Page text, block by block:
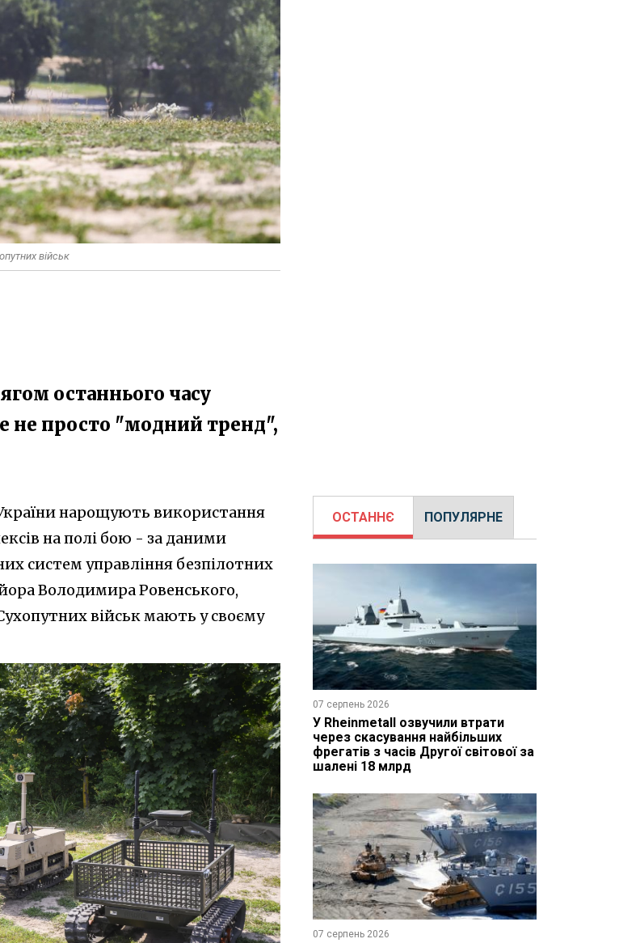
військ
останнього часу
не просто "модний тренд",
нарощують використання
на полі бою - за даними
систем управління безпілотних
Володимира Ровенського,
військ мають у своєму
ОСТАННЄ ПОПУЛЯРНЕ
07 серпень 2026
У Rheinmetall озвучили втрати
через скасування найбільших
фрегатів з часів Другої світової за
шалені 18 млрд
07 серпень 2026